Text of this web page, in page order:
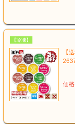
【冷凍】
【
価